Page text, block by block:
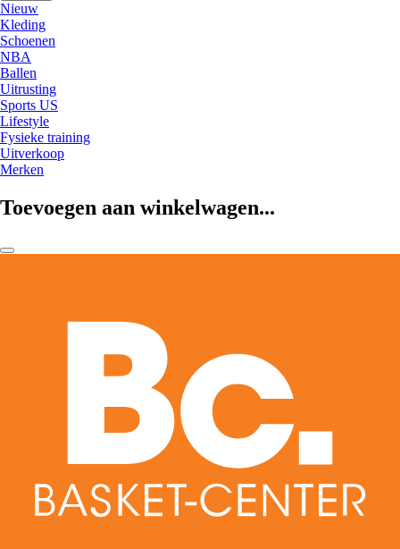
Nieuw
Kleding
Schoenen
NBA
Ballen
Uitrusting
Sports US
Lifestyle
Fysieke training
Uitverkoop
Merken
Toevoegen aan winkelwagen...